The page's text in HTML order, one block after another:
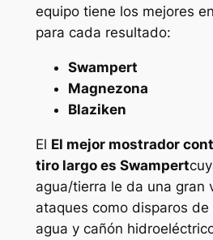
equipo tiene los mejores
para cada resultado:
Swampert
Magnezona
Blaziken
El El mejor mostrador
tiro largo es Swampert
agua/tierra le da una gran
ataques como disparos
agua y cañón